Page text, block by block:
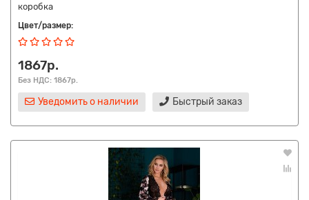
коробка
Цвет/размер:
1867р.
Без НДС: 1867р.
Уведомить о наличии Быстрый заказ